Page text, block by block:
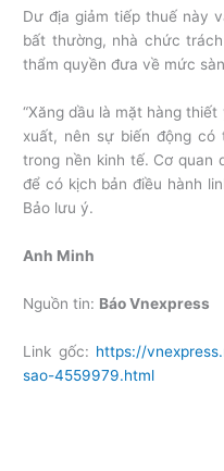
Dư địa giảm tiếp thuế này
bất thường, nhà chức
thẩm quyền đưa về mức
“Xăng dầu là mặt hàng
xuất, nên sự biến động
trong nền kinh tế. Cơ quan
để có kịch bản điều hành
Bảo lưu ý.
Anh Minh
Nguồn tin: Báo Vnexpress
Link gốc: https://
sao-4559979.html